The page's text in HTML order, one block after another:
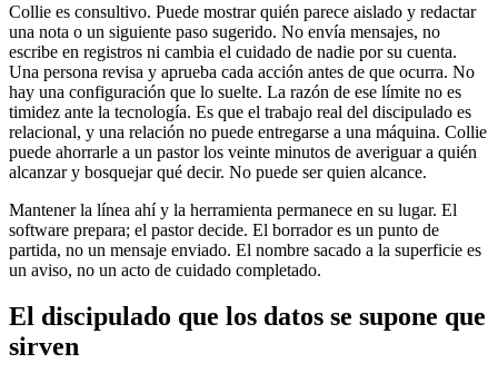
Collie es consultivo. Puede mostrar quién parece aislado y redactar
una nota o un siguiente paso sugerido. No envía mensajes, no
escribe en registros ni cambia el cuidado de nadie por su cuenta.
Una persona revisa y aprueba cada acción antes de que ocurra. No
hay una configuración que lo suelte. La razón de ese límite no es
timidez ante la tecnología. Es que el trabajo real del discipulado es
relacional, y una relación no puede entregarse a una máquina. Collie
puede ahorrarle a un pastor los veinte minutos de averiguar a quién
alcanzar y bosquejar qué decir. No puede ser quien alcance.
Mantener la línea ahí y la herramienta permanece en su lugar. El
software prepara; el pastor decide. El borrador es un punto de
partida, no un mensaje enviado. El nombre sacado a la superficie es
un aviso, no un acto de cuidado completado.
El discipulado que los datos se supone que
sirven